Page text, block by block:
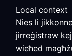
Local context
Nies li
jirreġistraw
wieħed